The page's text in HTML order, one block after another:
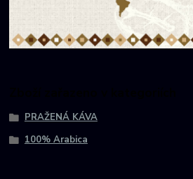
PRAŽENÁ KÁVA
100% Arabica